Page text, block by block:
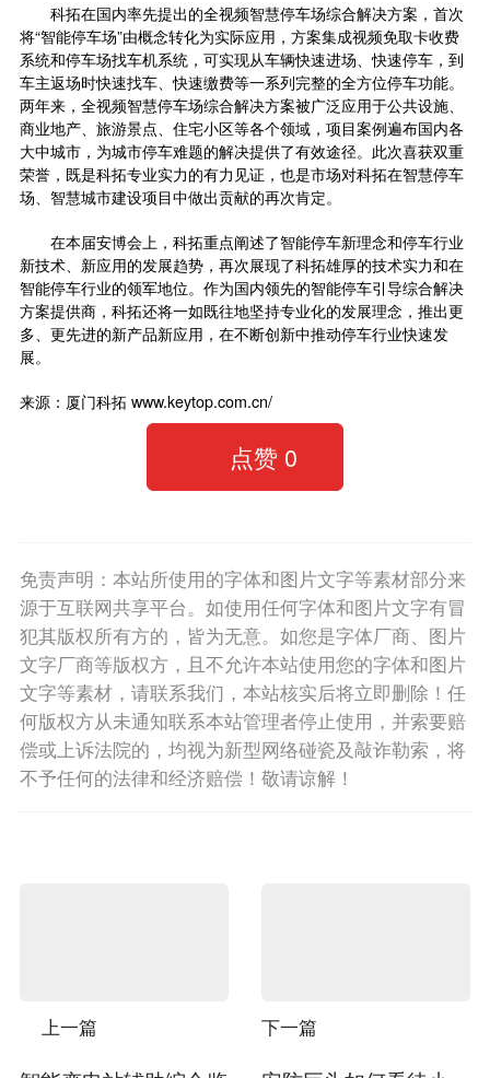
科拓在国内率先提出的全视频智慧停车场综合解决方案，首次
将“智能停车场”由概念转化为实际应用，方案集成视频免取卡收费
系统和停车场找车机系统，可实现从车辆快速进场、快速停车，到
车主返场时快速找车、快速缴费等一系列完整的全方位停车功能。
两年来，全视频智慧停车场综合解决方案被广泛应用于公共设施、
商业地产、旅游景点、住宅小区等各个领域，项目案例遍布国内各
大中城市，为城市停车难题的解决提供了有效途径。此次喜获双重
荣誉，既是科拓专业实力的有力见证，也是市场对科拓在智慧停车
场、智慧城市建设项目中做出贡献的再次肯定。
在本届安博会上，科拓重点阐述了智能停车新理念和停车行业
新技术、新应用的发展趋势，再次展现了科拓雄厚的技术实力和在
智能停车行业的领军地位。作为国内领先的智能停车引导综合解决
方案提供商，科拓还将一如既往地坚持专业化的发展理念，推出更
多、更先进的新产品新应用，在不断创新中推动停车行业快速发
展。
来源：厦门科拓 www.keytop.com.cn/
点赞 0
免责声明：本站所使用的字体和图片文字等素材部分来
源于互联网共享平台。如使用任何字体和图片文字有冒
犯其版权所有方的，皆为无意。如您是字体厂商、图片
文字厂商等版权方，且不允许本站使用您的字体和图片
文字等素材，请联系我们，本站核实后将立即删除！任
何版权方从未通知联系本站管理者停止使用，并索要赔
偿或上诉法院的，均视为新型网络碰瓷及敲诈勒索，将
不予任何的法律和经济赔偿！敬请谅解！
上一篇 下一篇